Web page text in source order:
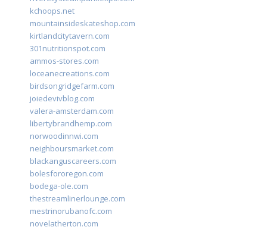
kchoops.net
mountainsideskateshop.com
kirtlandcitytavern.com
301nutritionspot.com
ammos-stores.com
loceanecreations.com
birdsongridgefarm.com
joiedevivblog.com
valera-amsterdam.com
libertybrandhemp.com
norwoodinnwi.com
neighboursmarket.com
blackanguscareers.com
bolesfororegon.com
bodega-ole.com
thestreamlinerlounge.com
mestrinorubanofc.com
novelatherton.com